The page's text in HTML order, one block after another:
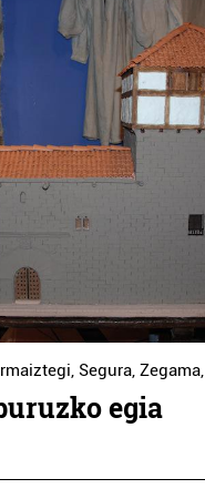
, Segura, Zegama,
egia